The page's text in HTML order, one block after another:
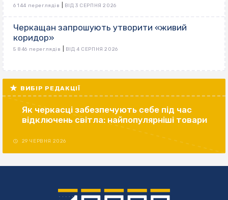
6 144 переглядів ВІД 3 СЕРПНЯ 2026
Черкащан запрошують утворити «живий
коридор»
5 846 переглядів ВІД 4 СЕРПНЯ 2026
ВИБІР РЕДАКЦІЇ
Як черкасці забезпечують себе під час
відключень світла: найпопулярніші товари
29 ЧЕРВНЯ 2026